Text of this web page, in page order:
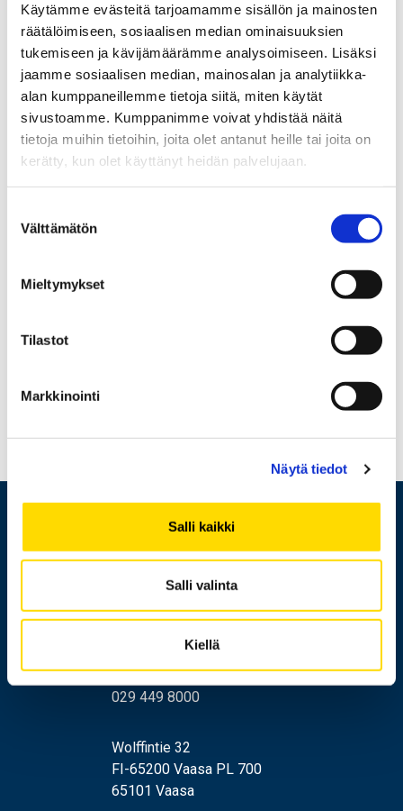
Käytämme evästeitä tarjoamamme sisällön ja mainosten
räätälöimiseen, sosiaalisen median ominaisuuksien
tukemiseen ja kävijämäärämme analysoimiseen. Lisäksi
jaamme sosiaalisen median, mainosalan ja analytiikka-
alan kumppaneillemme tietoja siitä, miten käytät
sivustoamme. Kumppanimme voivat yhdistää näitä
tietoja muihin tietoihin, joita olet antanut heille tai joita on
kerätty, kun olet käyttänyt heidän palvelujaan.
valinta
Välttämätön
Mieltymykset
Tilastot
Markkinointi
Näytä tiedot
Salli kaikki
Salli valinta
Kiellä
study
2019
Rapid product
development
methods in
practice – case
studies from
industrial
production and
Camarda,
Charles.
Stephen;
Kunttu,
Sivu 1
029 449 8000
Wolffintie 32
FI-65200 Vaasa PL 700
65101 Vaasa